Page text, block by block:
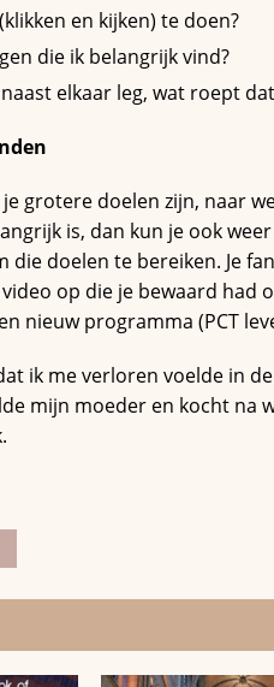
en kijken) te doen?
die ik belangrijk vind?
elkaar leg, wat roept
grotere doelen zijn, naar
is, dan kun je ook
die doelen te bereiken. Je
op die je bewaard
nieuw programma (PCT
ik me verloren voelde in
mijn moeder en kocht na